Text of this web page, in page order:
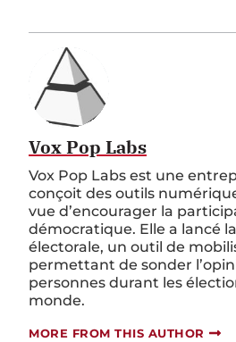
Vox Pop Labs
Vox Pop Labs est une
conçoit des outils
vue d’encourager la
démocratique. Elle a lancé
électorale, un outil de
permettant de sonder
personnes durant les
monde.
MORE FROM THIS AUTHOR